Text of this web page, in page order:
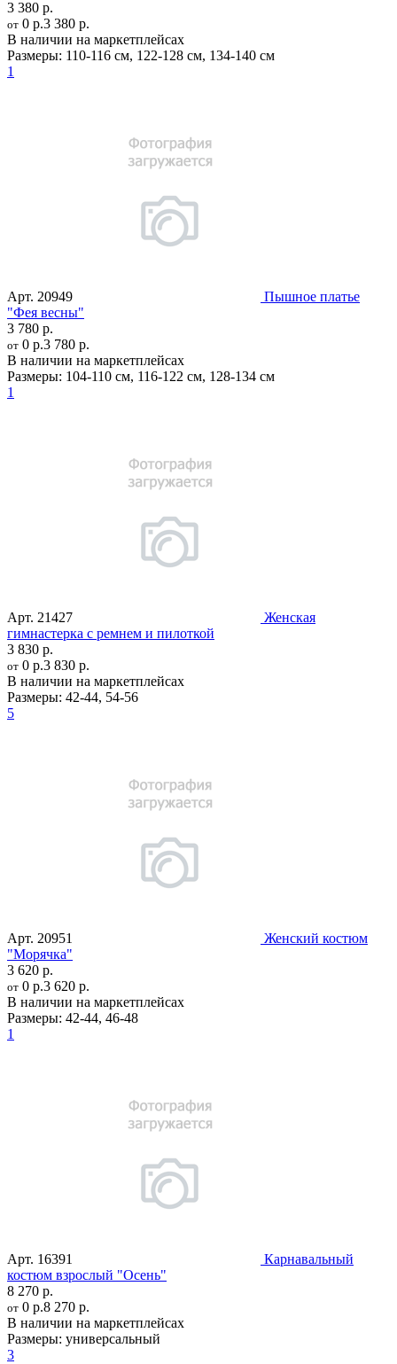
3 380 р.
от 0 р.3 380 р.
В наличии на маркетплейсах
Размеры: 110-116 см, 122-128 см, 134-140 см
1
Арт. 20949
Пышное платье
"Фея весны"
3 780 р.
от 0 р.3 780 р.
В наличии на маркетплейсах
Размеры: 104-110 см, 116-122 см, 128-134 см
1
Арт. 21427
Женская
гимнастерка с ремнем и пилоткой
3 830 р.
от 0 р.3 830 р.
В наличии на маркетплейсах
Размеры: 42-44, 54-56
5
Арт. 20951
Женский костюм
"Морячка"
3 620 р.
от 0 р.3 620 р.
В наличии на маркетплейсах
Размеры: 42-44, 46-48
1
Арт. 16391
Карнавальный
костюм взрослый "Осень"
8 270 р.
от 0 р.8 270 р.
В наличии на маркетплейсах
Размеры: универсальный
3